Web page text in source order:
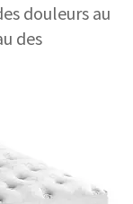
douleurs au
des